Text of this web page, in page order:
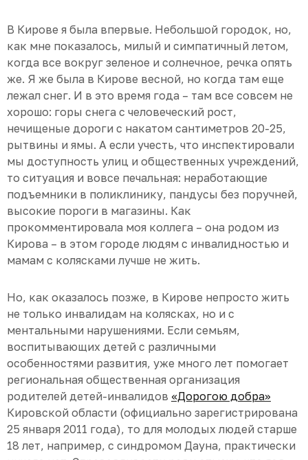
В Кирове я была впервые. Небольшой городок, но,
как мне показалось, милый и симпатичный летом,
когда все вокруг зеленое и солнечное, речка опять
же. Я же была в Кирове весной, но когда там еще
лежал снег. И в это время года – там все совсем не
хорошо: горы снега с человеческий рост,
нечищеные дороги с накатом сантиметров 20-25,
рытвины и ямы. А если учесть, что инспектировали
мы доступность улиц и общественных учреждений,
то ситуация и вовсе печальная: неработающие
подъемники в поликлинику, пандусы без поручней,
высокие пороги в магазины. Как
прокомментировала моя коллега – она родом из
Кирова – в этом городе людям с инвалидностью и
мамам с колясками лучше не жить.
Но, как оказалось позже, в Кирове непросто жить
не только инвалидам на колясках, но и с
ментальными нарушениями. Если семьям,
воспитывающих детей с различными
особенностями развития, уже много лет помогает
региональная общественная организация
родителей детей-инвалидов «Дорогою добра»
Кировской области (официально зарегистрирована
25 января 2011 года), то для молодых людей старше
18 лет, например, с синдромом Дауна, практически